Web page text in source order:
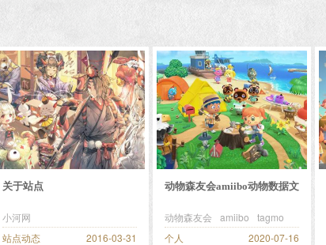
关于站点
小河网
站点动态
2016-03-31
动物森友会amiibo动物数据文
动物森友会 amiibo
tagmo
个人
2020-07-16